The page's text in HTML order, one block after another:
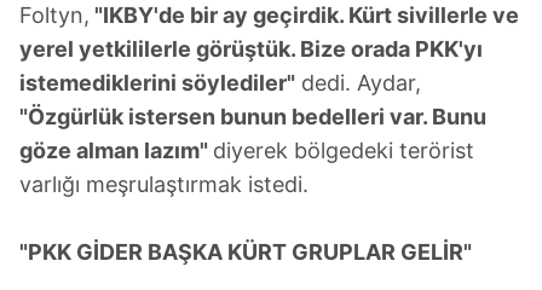
Foltyn, "IKBY'de bir ay geçirdik. Kürt sivillerle ve
yerel yetkililerle görüştük. Bize orada PKK'yı
istemediklerini söylediler" dedi. Aydar,
"Özgürlük istersen bunun bedelleri var. Bunu
göze alman lazım" diyerek bölgedeki terörist
varlığı meşrulaştırmak istedi.
"PKK GİDER BAŞKA KÜRT GRUPLAR GELİR"